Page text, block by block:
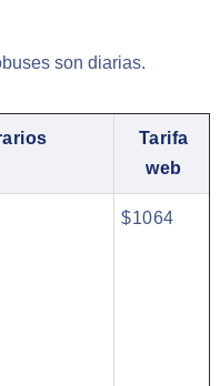
son diarias.
Tarifa
web
$1064